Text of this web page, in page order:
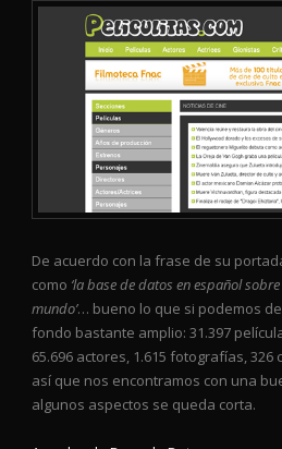
De acuerdo con la frase de su
como ‘la base de datos en español
mundo’… bueno lo que si podemos
fondo bastante amplio: 31.397
65.696 actores, 1.615 fotografías,
así que nos encontramos con una
algunos aspectos se queda corta.